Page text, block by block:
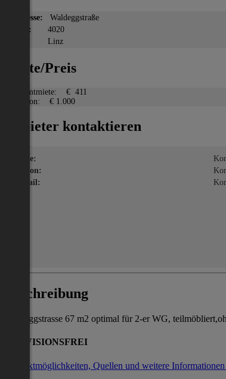
Adresse:
Waldeggstraße
PLZ:
4020
Linz
Miete/Preis
Gesamtmiete:
€ 411
Kaution:
€ 1.000
Anbieter kontaktieren
Name:
Telefon:
E-Mail:
Beschreibung
Waldeggstrasse 67 m2 optimal für 2-er WG,
PROVISIONSFREI
Kontaktmöglichkeiten, Quellen und weitere